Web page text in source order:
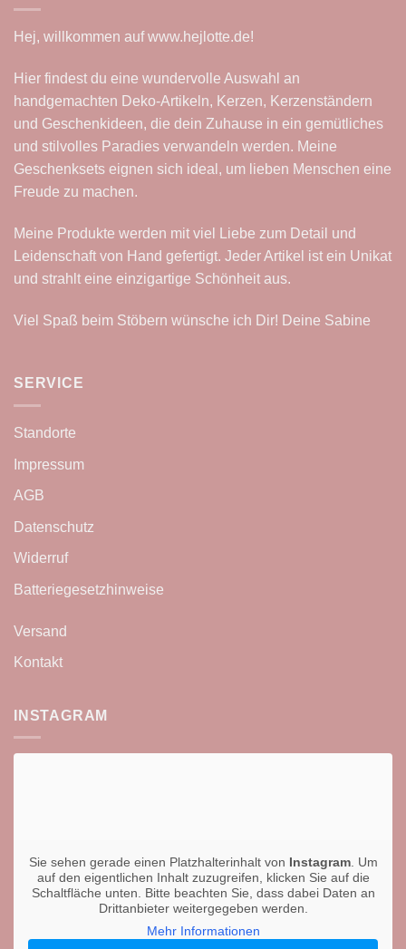
Hej, willkommen aufwww.hejlotte.de!
Hier findest du eine wundervolle Auswahl an
handgemachten Deko-Artikeln, Kerzen, Kerzenständern
und Geschenkideen, die dein Zuhause in ein gemütliches
und stilvolles Paradies verwandeln werden. Meine
Geschenksets eignen sich ideal, um lieben Menschen eine
Freude zu machen.
Meine Produkte werden mit viel Liebe zum Detail und
Leidenschaft von Hand gefertigt. Jeder Artikel ist ein Unikat
und strahlt eine einzigartige Schönheit aus.
Viel Spaß beim Stöbern wünsche ich Dir! Deine Sabine
SERVICE
Standorte
Impressum
AGB
Datenschutz
Widerruf
Batteriegesetzhinweise
Versand
Kontakt
INSTAGRAM
Sie sehen gerade einen Platzhalterinhalt von Instagram. Um
auf den eigentlichen Inhalt zuzugreifen, klicken Sie auf die
Schaltfläche unten. Bitte beachten Sie, dass dabei Daten an
Drittanbieter weitergegeben werden.
Mehr Informationen